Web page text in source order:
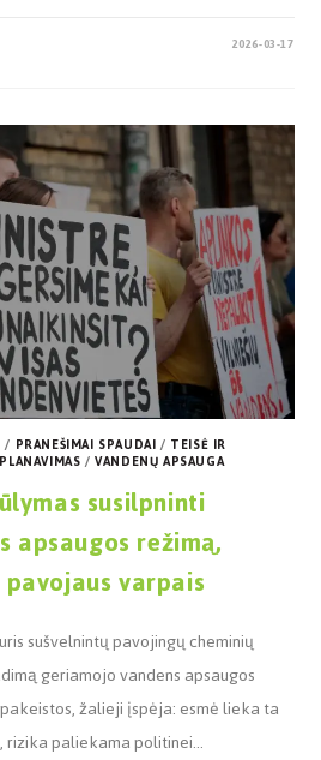
2026-03-17
/ PRANEŠIMAI SPAUDAI/ TEISĖ IR
/VANDENŲ APSAUGA
susilpninti
apsaugos režimą,
varpais
sušvelnintų pavojingų cheminių
geriamojo vandens apsaugos
žalieji įspėja: esmė lieka ta
rizika paliekama politinei…